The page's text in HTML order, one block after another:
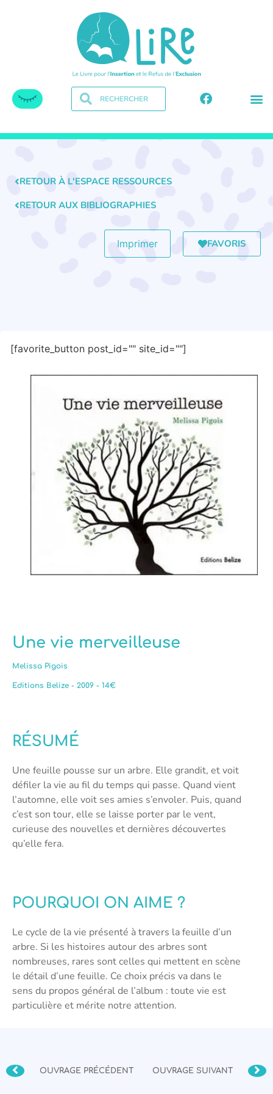
RETOUR À L'ESPACE RESSOURCES
RETOUR AUX BIBLIOGRAPHIES
Imprimer FAVORIS
[favorite_button post_id="" site_id=""]
Une vie merveilleuse
Melissa Pigois
Editions Belize - 2009 - 14€
RÉSUMÉ
Une feuille pousse sur un arbre. Elle grandit, et voit
défiler la vie au fil du temps qui passe. Quand vient
l’automne, elle voit ses amies s’envoler. Puis, quand
c’est son tour, elle se laisse porter par le vent,
curieuse des nouvelles et dernières découvertes
qu’elle fera.
POURQUOI ON AIME ?
Le cycle de la vie présenté à travers la feuille d’un
arbre. Si les histoires autour des arbres sont
nombreuses, rares sont celles qui mettent en scène
le détail d’une feuille. Ce choix précis va dans le
sens du propos général de l’album : toute vie est
particulière et mérite notre attention.
OUVRAGE PRÉCÉDENT OUVRAGE SUIVANT